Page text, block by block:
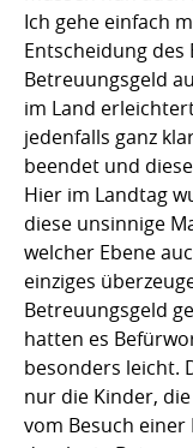
Ich gehe einfach
Entscheidung
Betreuungsgeld
im Land
jedenfalls ganz
beendet und
Hier im Landtag
diese unsinnige
welcher Ebene
einziges
Betreuungsgeld
hatten es
besonders leicht.
nur die Kinder,
vom Besuch